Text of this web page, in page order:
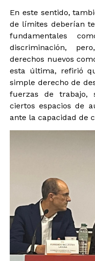
En este sentido,
de límites deberían
fundamentales
discriminación,
derechos nuevos
esta última, refirió
simple derecho de
fuerzas de trabajo,
ciertos espacios de
ante la capacidad de